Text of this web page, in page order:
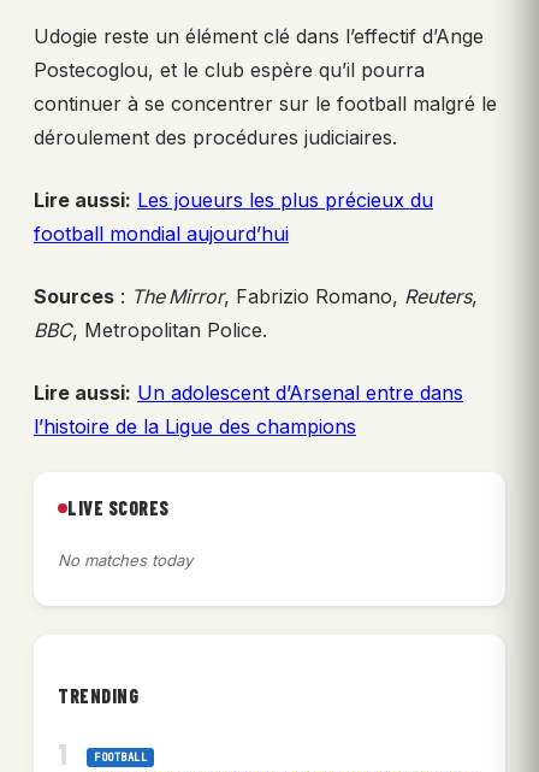
Udogie reste un élément clé dans l’effectif d’Ange
Postecoglou, et le club espère qu’il pourra
continuer à se concentrer sur le football malgré le
déroulement des procédures judiciaires.
Lire aussi: Les joueurs les plus précieux du
football mondial aujourd’hui
Sources : The Mirror, Fabrizio Romano, Reuters,
BBC, Metropolitan Police.
Lire aussi: Un adolescent d’Arsenal entre dans
l’histoire de la Ligue des champions
LIVE SCORES
No matches today
TRENDING
FOOTBALL